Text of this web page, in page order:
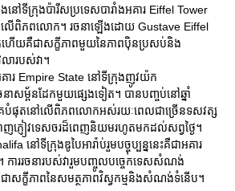
នៅទីក្រុងប៉ារីសប្រទេសបារាំងអគារ Eiffel Tower
លើពិភពលោក។ រចនាឡើងដោយ Gustave Eiffel
ហើយគឺជាសក្ខីភាពមួយនៃភាពប៉ិនប្រសប់និង
លារបស់វា។
ារ Empire State នៅទីក្រុងញូវយ៉ក
នាសម្ព័នដែកមួយផ្សេងទៀត។ បានបញ្ចប់នៅឆ្នាំ
គេបំផុតនៅលើពិភពលោកអស់រយៈពេលជាច្រើនទសវត្ស
ញភ្ញៀវទេសចរដ៏ពេញនិយមរហូតមកដល់សព្វថ្ងៃ។
នៅទីក្រុងឌូបៃអារ៉ាប់រួមបច្ចុប្បន្ននេះគឺជាអគារ
ររចនារបស់វារួមបញ្ចូលបច្ចេកទេសសំណង់
សក្ខីភាពនៃសមត្ថភាពវិស្វកម្មនិងសំណង់ទំនើប។